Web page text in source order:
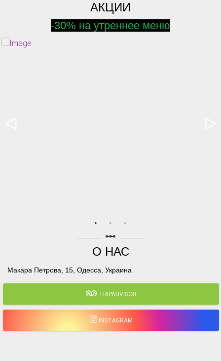
АКЦИИ
-30% на утреннее меню
linear_scale
О НАС
Макара Петрова, 15, Одесса, Украина
TRIPADVISOR
INSTAGRAM